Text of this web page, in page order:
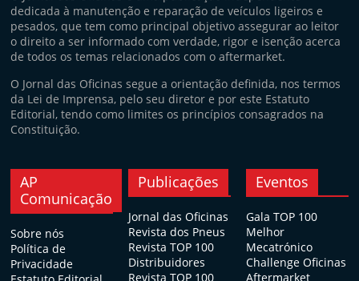
dedicada à manutenção e reparação de veículos ligeiros e
pesados, que tem como principal objetivo assegurar ao leitor
o direito a ser informado com verdade, rigor e isenção acerca
de todos os temas relacionados com o aftermarket.
O Jornal das Oficinas segue a orientação definida, nos termos
da Lei de Imprensa, pelo seu diretor e por este Estatuto
Editorial, tendo como limites os princípios consagrados na
Constituição.
AP
Comunicação
Sobre nós
Política de
Privacidade
Publicações
Jornal das Oficinas
Revista dos Pneus
Revista TOP 100
Distribuidores
Revista TOP 100
Eventos
Gala TOP 100
Melhor
Mecatrónico
Challenge Oficinas
Aftermarket